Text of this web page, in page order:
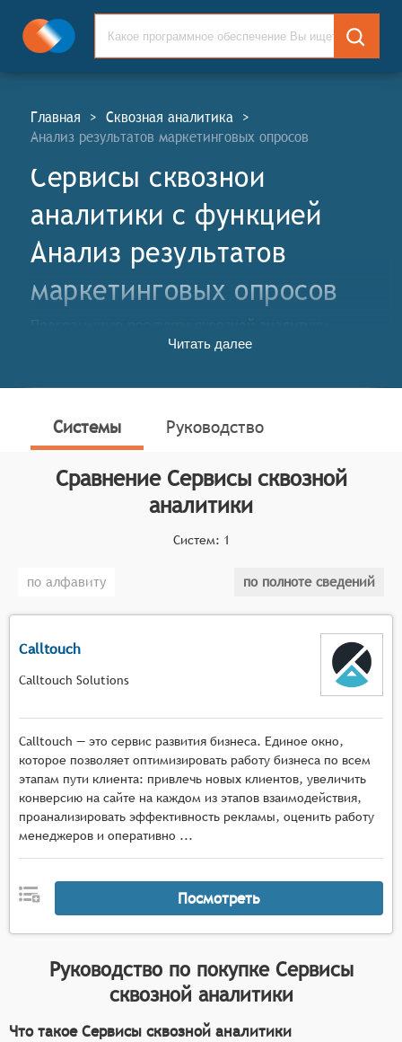
Главная > Сквозная аналитика >
Анализ результатов маркетинговых опросов
Сервисы сквозной
аналитики c функцией
Анализ результатов
маркетинговых опросов
Программные продукты сквозной аналитики
автоматизируют сбор информации по
помогают систематизировать и анализировать
Классификатор программных продуктов Соваре
для систем. Для включения в категорию сервисов
сквозной аналитики программный продукт должен:
Интегрироваться с различными источниками
Формализовать полученные данные и
сегментов рынка;
взаимодействии с клиентом: от клика по
ссылке до оплаты.
Читать далее
Системы Руководство
Сравнение Сервисы сквозной
аналитики
Систем: 1
по алфавиту по полноте сведений
Calltouch
Calltouch Solutions
Calltouch — это сервис развития бизнеса. Единое окно,
которое позволяет оптимизировать работу бизнеса по всем
этапам пути клиента: привлечь новых клиентов, увеличить
конверсию на сайте на каждом из этапов взаимодействия,
проанализировать эффективность рекламы, оценить работу
менеджеров и оперативно ...
Посмотреть
Руководство по покупке Сервисы
сквозной аналитики
Что такое Сервисы сквозной аналитики